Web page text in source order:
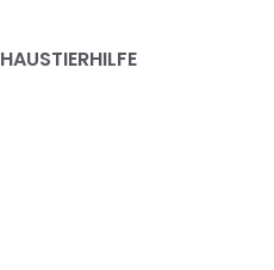
HAUSTIERHILFE